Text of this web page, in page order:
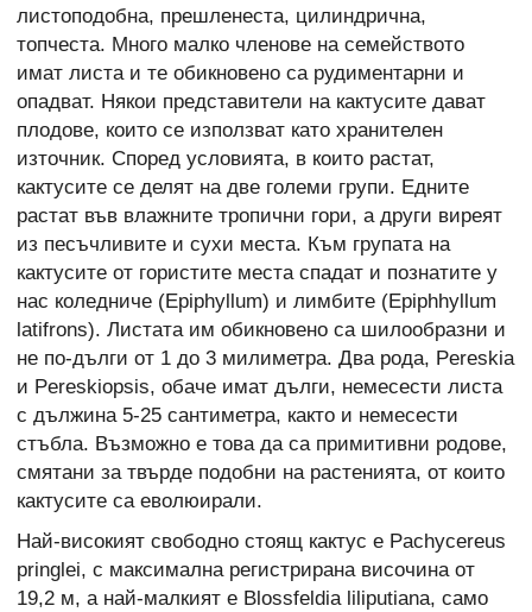
листоподобна, прешленеста, цилиндрична,
топчеста. Много малко членове на семейството
имат листа и те обикновено са рудиментарни и
опадват. Някои представители на кактусите дават
плодове, които се използват като хранителен
източник. Според условията, в които растат,
кактусите се делят на две големи групи. Едните
растат във влажните тропични гори, а други виреят
из песъчливите и сухи места. Към групата на
кактусите от гористите места спадат и познатите у
нас коледниче (Epiphyllum) и лимбите (Epiphhyllum
latifrons). Листата им обикновено са шилообразни и
не по-дълги от 1 до 3 милиметра. Два рода, Pereskia
и Pereskiopsis, обаче имат дълги, немесести листа
с дължина 5-25 сантиметра, както и немесести
стъбла. Възможно е това да са примитивни родове,
смятани за твърде подобни на растенията, от които
кактусите са еволюирали.
Най-високият свободно стоящ кактус е Pachycereus
pringlei, с максимална регистрирана височина от
19,2 м, а най-малкият е Blossfeldia liliputiana, само